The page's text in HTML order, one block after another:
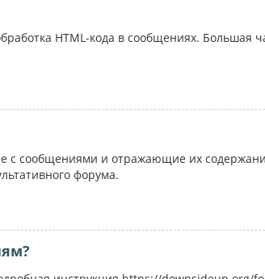
HTML-кода в сообщениях. Большая
сообщениями и отражающие их
форума.